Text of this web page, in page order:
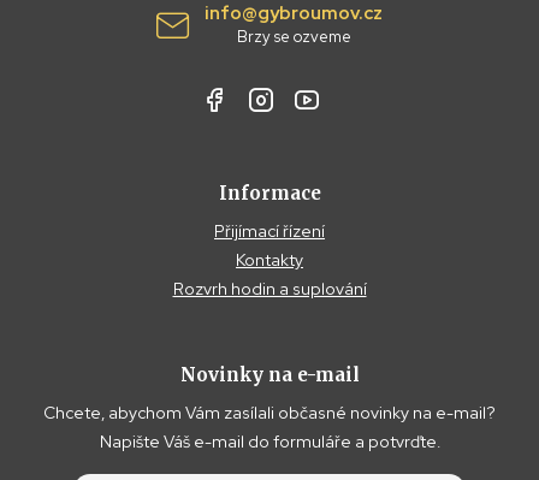
info@gybroumov.cz
Brzy se ozveme
Informace
Přijímací řízení
Kontakty
Rozvrh hodin a suplování
Novinky na e-mail
Chcete, abychom Vám zasílali občasné novinky na e-mail?
Napište Váš e-mail do formuláře a potvrďte.